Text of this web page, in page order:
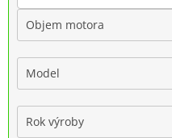
Objem motora
Model
Rok výroby